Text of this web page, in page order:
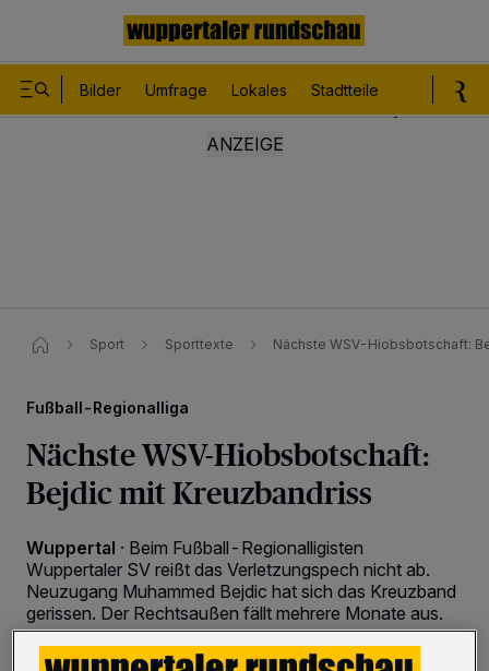
Bilder Umfrage Lokales Stadtteile
Sport Sporttexte Nächste WSV-Hiobsbotschaft:
Fußball-Regionalliga
Nächste WSV-Hiobsbotschaft:
Bejdic mit Kreuzbandriss
Wuppertal · Beim Fußball-Regionalligisten
Wuppertaler SV reißt das Verletzungspech nicht ab.
Neuzugang Muhammed Bejdic hat sich das Kreuzband
gerissen. Der Rechtsaußen fällt mehrere Monate aus.